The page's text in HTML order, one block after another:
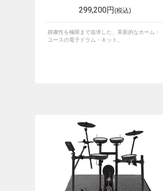
299,200円(税込)
静粛性を極限まで追求した、革新的なホーム・
ユースの電子ドラム・キット。